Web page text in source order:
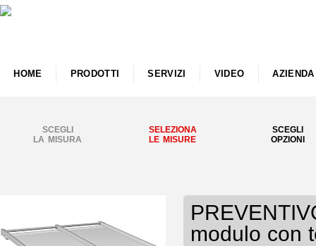
HOME PRODOTTI SERVIZI VIDEO AZIENDA
SCEGLI
LA MISURA
SELEZIONA
LE MISURE
SCEGLI
OPZIONI
modulo con